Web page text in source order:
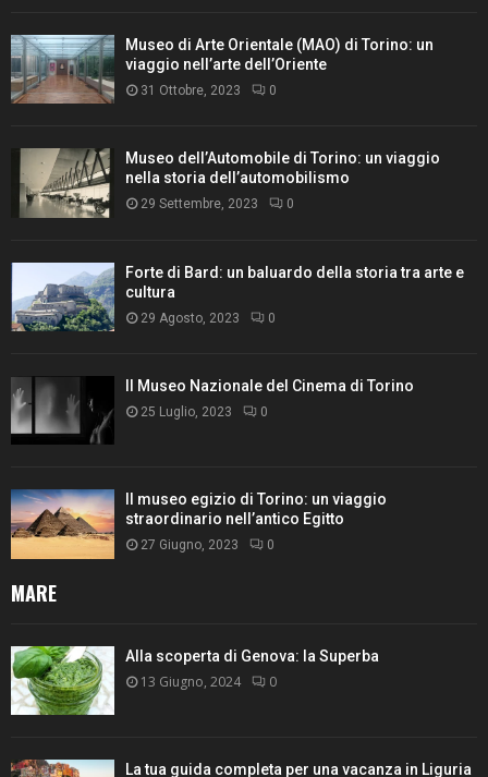
Museo di Arte Orientale (MAO) di Torino: un
viaggio nell’arte dell’Oriente
31 Ottobre, 2023 0
Museo dell’Automobile di Torino: un viaggio
nella storia dell’automobilismo
29 Settembre, 2023 0
Forte di Bard: un baluardo della storia tra arte e
cultura
29 Agosto, 2023 0
Il Museo Nazionale del Cinema di Torino
25 Luglio, 2023 0
Il museo egizio di Torino: un viaggio
straordinario nell’antico Egitto
27 Giugno, 2023 0
MARE
Alla scoperta di Genova: la Superba
13 Giugno, 2024 0
La tua guida completa per una vacanza in Liguria